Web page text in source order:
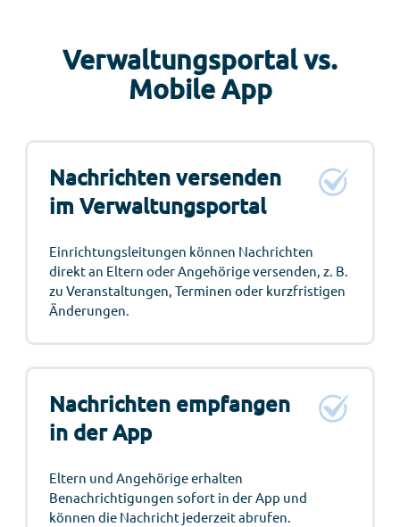
Verwaltungsportal vs.
Mobile App
Nachrichten versenden
im Verwaltungsportal
Einrichtungsleitungen können Nachrichten
direkt an Eltern oder Angehörige versenden, z. B.
zu Veranstaltungen, Terminen oder kurzfristigen
Änderungen.
Nachrichten empfangen
in der App
Eltern und Angehörige erhalten
Benachrichtigungen sofort in der App und
können die Nachricht jederzeit abrufen.